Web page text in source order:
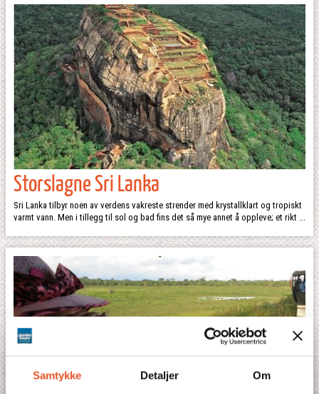
Samtykke Detaljer Om
Storslagne Sri Lanka
Sri Lanka tilbyr noen av verdens vakreste strender med krystallklart og tropiskt
varmt vann. Men i tillegg til sol og bad fins det så mye annet å oppleve; et rikt ...